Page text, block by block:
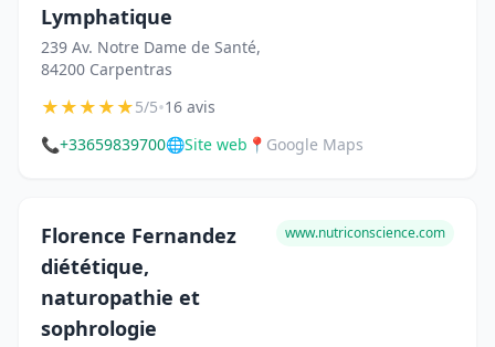
Lymphatique
239 Av. Notre Dame de Santé,
84200 Carpentras
★★★★★5/5•16 avis
📞+33659839700🌐Site web 📍 Google Maps
Florence Fernandez
diététique,
naturopathie et
sophrologie
www.nutriconscience.com